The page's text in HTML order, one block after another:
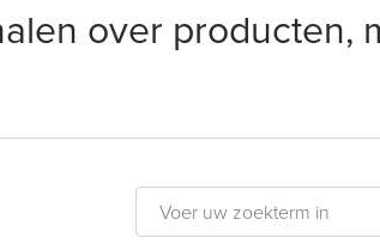
over producten,